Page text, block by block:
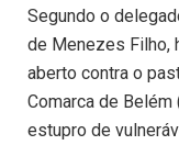
Segundo o
de Menezes Filho,
aberto contra o
Comarca de Belém
estupro de